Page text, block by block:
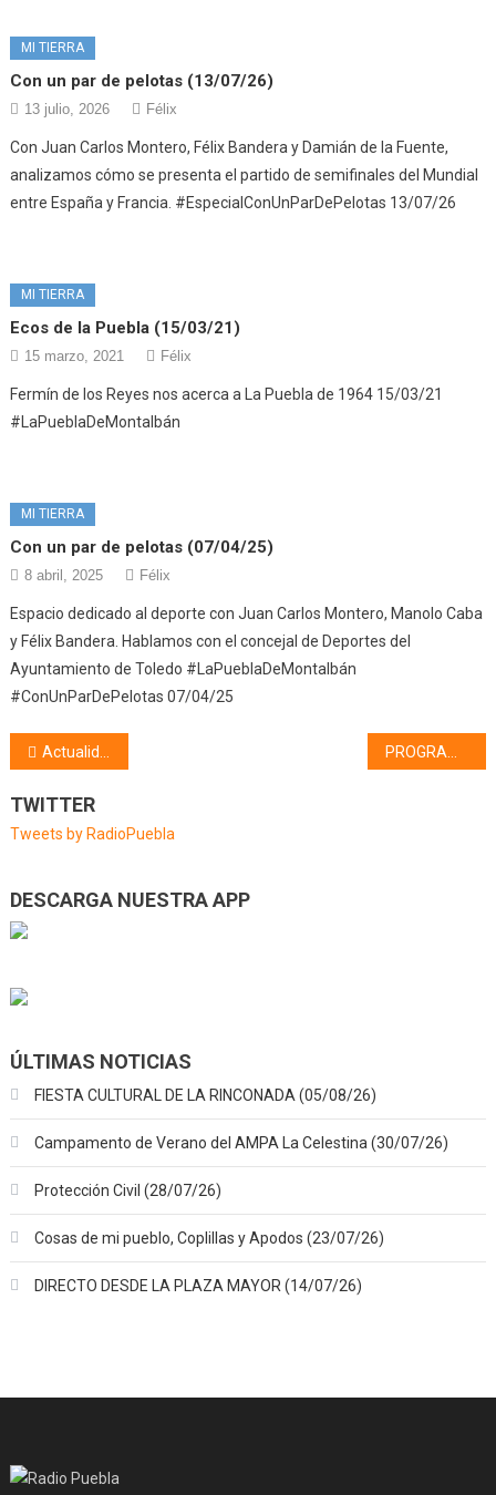
MI TIERRA
Con un par de pelotas (13/07/26)
13 julio, 2026 Félix
Con Juan Carlos Montero, Félix Bandera y Damián de la Fuente,
analizamos cómo se presenta el partido de semifinales del Mundial
entre España y Francia. #EspecialConUnParDePelotas 13/07/26
MI TIERRA
Ecos de la Puebla (15/03/21)
15 marzo, 2021 Félix
Fermín de los Reyes nos acerca a La Puebla de 1964 15/03/21
#LaPueblaDeMontalbán
MI TIERRA
Con un par de pelotas (07/04/25)
8 abril, 2025 Félix
Espacio dedicado al deporte con Juan Carlos Montero, Manolo Caba
y Félix Bandera. Hablamos con el concejal de Deportes del
Ayuntamiento de Toledo #LaPueblaDeMontalbán
#ConUnParDePelotas 07/04/25
Navegación
de
entradas
Actualidad taurina (30/04/24)
TWITTER
Tweets by RadioPuebla
DESCARGA NUESTRA APP
ÚLTIMAS NOTICIAS
FIESTA CULTURAL DE LA RINCONADA (05/08/26)
Campamento de Verano del AMPA La Celestina (30/07/26)
Protección Civil (28/07/26)
Cosas de mi pueblo, Coplillas y Apodos (23/07/26)
DIRECTO DESDE LA PLAZA MAYOR (14/07/26)